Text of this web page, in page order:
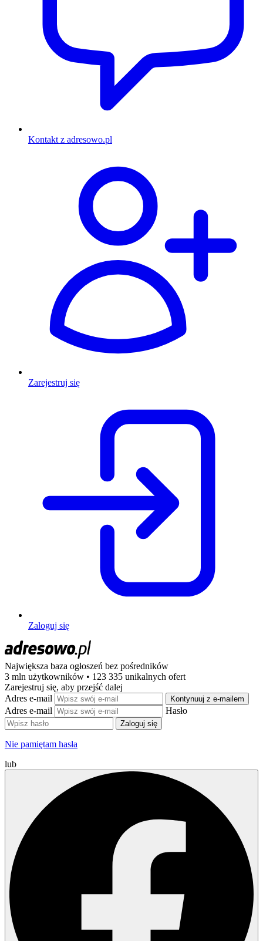
Kontakt z adresowo.pl
Zarejestruj się
Zaloguj się
Największa baza ogłoszeń bez pośredników
3 mln użytkowników • 123 335 unikalnych ofert
Zarejestruj się, aby przejść dalej
Adres e-mail
Kontynuuj z e-mailem
Adres e-mail Hasło
Zaloguj się
Nie pamiętam hasła
lub